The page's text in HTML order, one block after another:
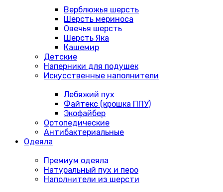
Верблюжья шерсть
Шерсть мериноса
Овечья шерсть
Шерсть Яка
Кашемир
Детские
Наперники для подушек
Искусственные наполнители
Лебяжий пух
Файтекс (крошка ППУ)
Экофайбер
Ортопедические
Антибактериальные
Одеяла
Премиум одеяла
Натуральный пух и перо
Наполнители из шерсти